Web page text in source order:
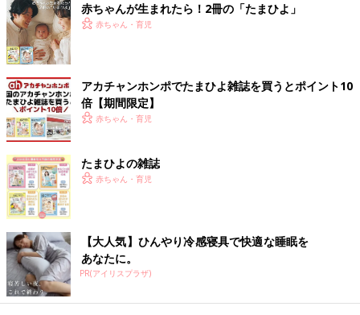
赤ちゃんの泣き声をコントロールできる魔法はありません。みん
なが温かく見守ることが大切と、しみじみ感じるスレッドでし
た。
文／和兎 尊美
抜粋したものです。
赤ちゃんが生まれたら！2冊の「たまひよ」
赤ちゃん・育児
アカチャンホンポでたまひよ雑誌を買うとポイント10
倍【期間限定】
赤ちゃん・育児
たまひよの雑誌
赤ちゃん・育児
【大人気】ひんやり冷感寝具で快適な睡眠を
あなたに。
PR(アイリスプラザ)